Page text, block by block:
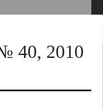
40, 2010